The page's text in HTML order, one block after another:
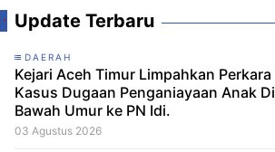
Update Terbaru
DAERAH
Kejari Aceh Timur Limpahkan Perkara
Kasus Dugaan Penganiayaan Anak Di
Bawah Umur ke PN Idi.
03 Agustus 2026